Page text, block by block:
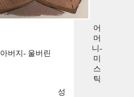
아버지- 울버린
어
머
니-
미
스
틱
성